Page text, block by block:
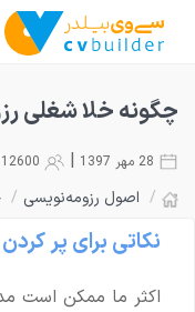
چگونه خلا شغلی
|
/ اصول رزومه‌نویسی /
نکاتی برای پر
اکثر ما ممکن است